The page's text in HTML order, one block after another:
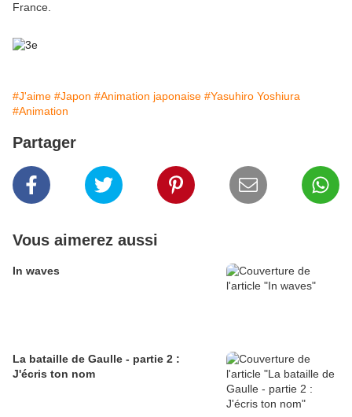
France.
#J'aime #Japon #Animation japonaise #Yasuhiro Yoshiura
#Animation
Partager
Vous aimerez aussi
In waves
La bataille de Gaulle - partie 2 :
J'écris ton nom